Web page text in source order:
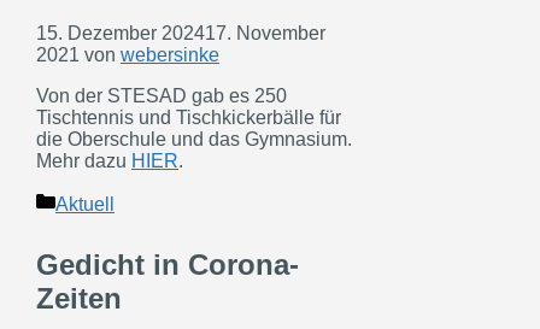
15. Dezember 202417. November
2021 von webersinke
Von der STESAD gab es 250
Tischtennis und Tischkickerbälle für
die Oberschule und das Gymnasium.
Mehr dazu HIER.
Kategorien
Aktuell
Gedicht in Corona-
Zeiten